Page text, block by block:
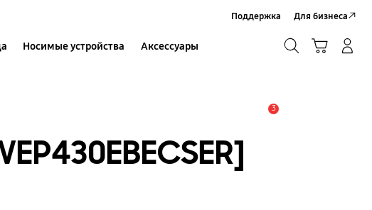
Носимые устройства Аксессуары
Поддержка Для бизнеса
3